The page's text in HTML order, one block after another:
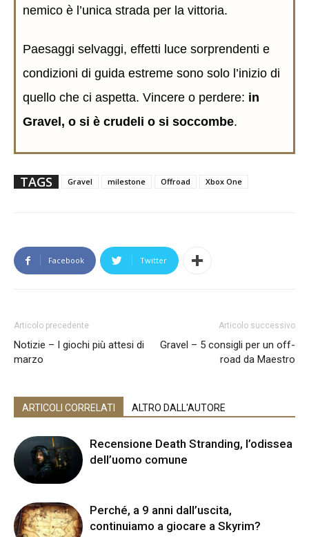
nemico è l’unica strada per la vittoria.
Paesaggi selvaggi, effetti luce sorprendenti e
condizioni di guida estreme sono solo l’inizio di
quello che ci aspetta. Vincere o perdere: in
Gravel, o si è crudeli o si soccombe.
TAGS Gravel milestone Offroad Xbox One
Facebook Twitter
Articolo precedente
Notizie – I giochi più attesi di
marzo
Articolo successivo
Gravel – 5 consigli per un off-
road da Maestro
ARTICOLI CORRELATI ALTRO DALL'AUTORE
Recensione Death Stranding, l’odissea
dell’uomo comune
Perché, a 9 anni dall’uscita,
continuiamo a giocare a Skyrim?